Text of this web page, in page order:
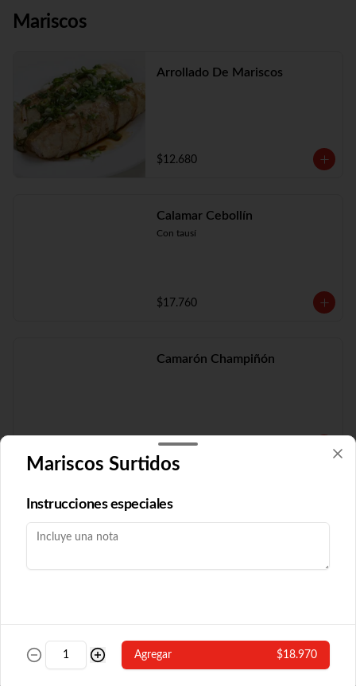
Mariscos
Arrollado De Mariscos
$12.680
Calamar Cebollín
Con tausí
$17.760
Camarón Champiñón
$19.210
Camarón Fuyón
Con algas y champiñón
Mariscos Surtidos
Instrucciones especiales
Agregar $18.970